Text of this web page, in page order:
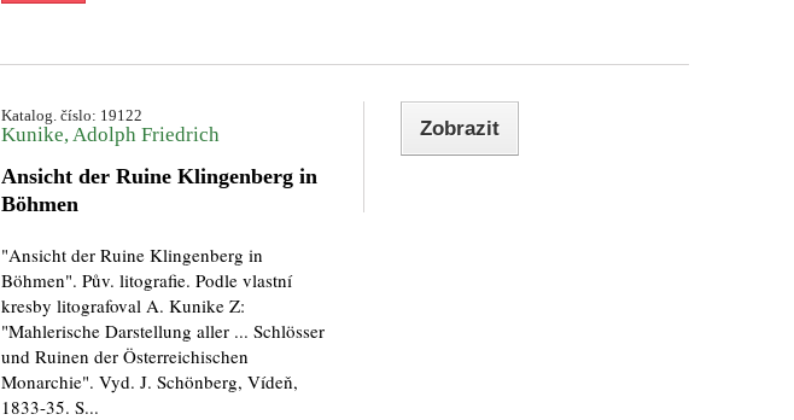
Katalog. číslo: 19122
Kunike, Adolph Friedrich
Ansicht der Ruine Klingenberg in
Böhmen
"Ansicht der Ruine Klingenberg in
Böhmen". Pův. litografie. Podle vlastní
kresby litografoval A. Kunike Z:
"Mahlerische Darstellung aller ... Schlösser
und Ruinen der Österreichischen
Monarchie". Vyd. J. Schönberg, Vídeň,
1833-35. S...
Zobrazit